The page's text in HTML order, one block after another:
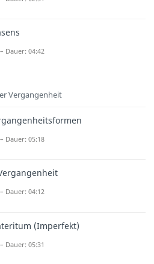
Dauer: 04:42
Vergangenheit
Dauer: 05:18
Dauer: 04:12
(Imperfekt)
Dauer: 05:31